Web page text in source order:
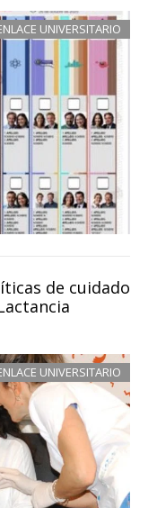
UNIVERSITARIO
de cuidado
UNIVERSITARIO